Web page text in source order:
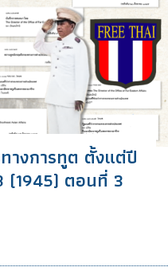
างการทูต ตั้งแต่ปี
(1945) ตอนที่ 3